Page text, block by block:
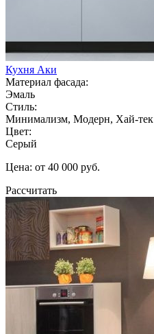
Кухня Аки
Материал фасада:
Эмаль
Стиль:
Минимализм, Модерн, Хай-тек
Цвет:
Серый
Цена: от 40 000 руб.
Рассчитать